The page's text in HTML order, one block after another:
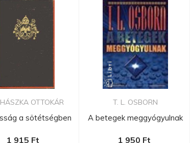
OTTOKÁR
a sötétségben
1 915 Ft
T. L. OSBORN
A betegek meggyógyulnak
1 950 Ft